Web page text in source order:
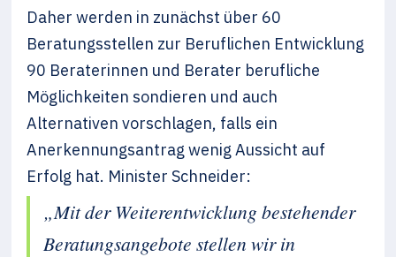
Daher werden in zunächst über 60
Beratungsstellen zur Beruflichen Entwicklung
90 Beraterinnen und Berater berufliche
Möglichkeiten sondieren und auch
Alternativen vorschlagen, falls ein
Anerkennungsantrag wenig Aussicht auf
Erfolg hat. Minister Schneider:
„Mit der Weiterentwicklung bestehender
Beratungsangebote stellen wir in